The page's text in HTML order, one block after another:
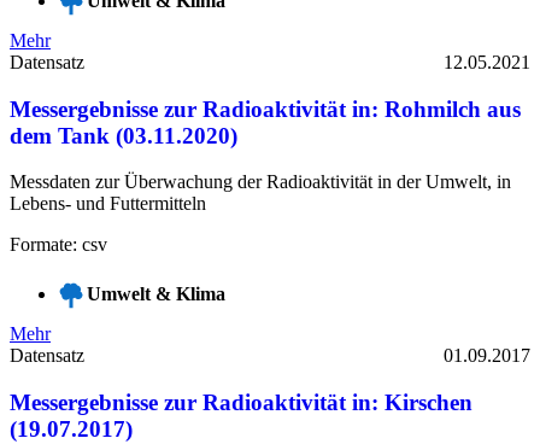
Mehr
Datensatz
12.05.2021
Messergebnisse zur Radioaktivität in: Rohmilch aus
dem Tank (03.11.2020)
Messdaten zur Überwachung der Radioaktivität in der Umwelt, in
Lebens- und Futtermitteln
Formate: csv
Umwelt & Klima
Mehr
Datensatz
01.09.2017
Messergebnisse zur Radioaktivität in: Kirschen
(19.07.2017)